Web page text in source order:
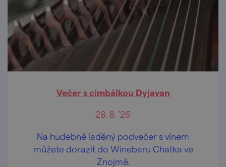
Večer s cimbálkou Dyjavan
28. 8. '26
Na hudebně laděný podvečer s vínem
můžete dorazit do Winebaru Chatka ve
Znojmě.